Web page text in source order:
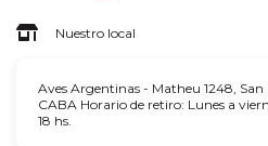
Nuestro local
Aves Argentinas - Matheu 1248, San
CABA Horario de retiro: Lunes a
18 hs.